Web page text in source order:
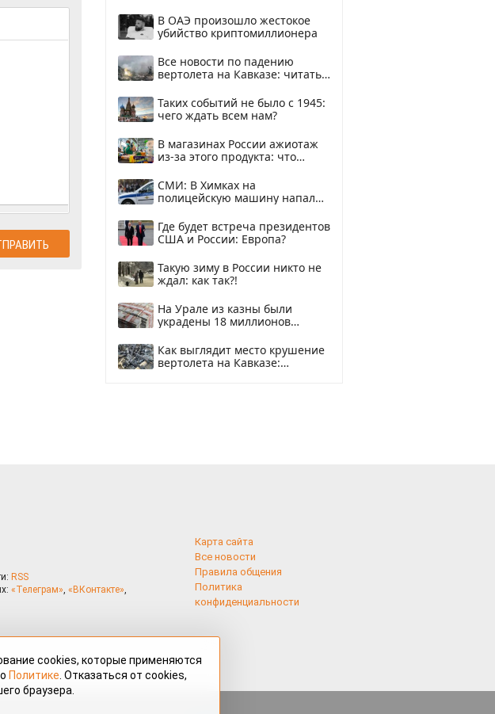
В ОАЭ произошло жестокое
убийство криптомиллионера
Все новости по падению
вертолета на Кавказе: читать
Таких событий не было с 1945:
чего ждать всем нам?
В магазинах России ажиотаж
из-за этого продукта: что
СМИ: В Химках на
полицейскую машину напали
Где будет встреча президентов
США и России: Европа?
Такую зиму в России никто не
ждал: как так?!
На Урале из казны были
украдены 18 миллионов
Как выглядит место крушение
вертолета на Кавказе:
RSS
«Телеграм», «ВКонтакте»,
Карта сайта
Все новости
Правила общения
Политика
конфиденциальности
cookies, которые применяются
Политике . Отказаться от cookies,
браузера.